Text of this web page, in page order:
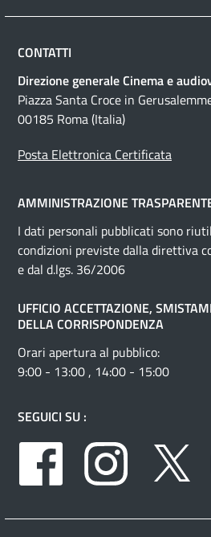
CONTATTI
Direzione generale Cinema e
Piazza Santa Croce in
00185 Roma (Italia)
Posta Elettronica Certificata
AMMINISTRAZIONE
I dati personali pubblicati sono
condizioni previste dalla direttiva
e dal d.lgs. 36/2006
UFFICIO ACCETTAZIONE,
DELLA CORRISPONDENZA
Orari apertura al pubblico:
9:00 - 13:00 , 14:00 - 15:00
SEGUICI SU :
Facebook
Instagram